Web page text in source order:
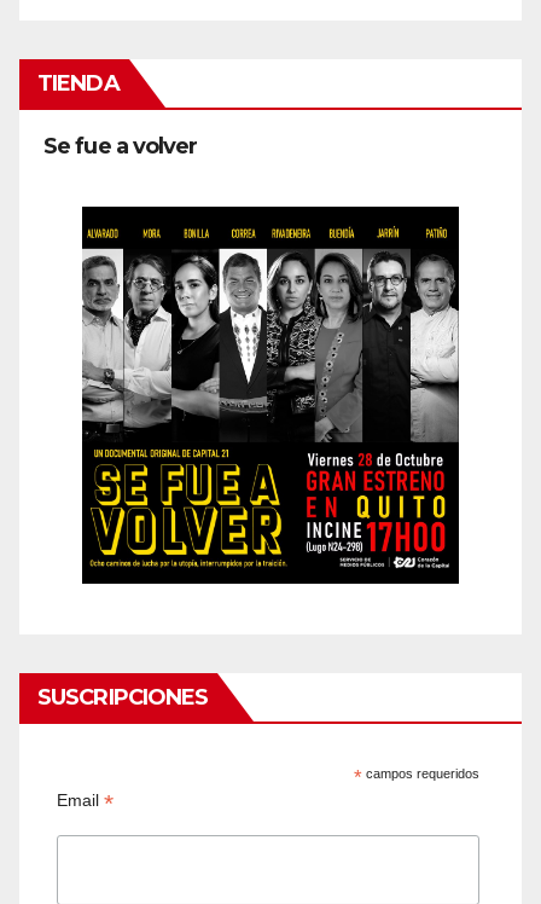
TIENDA
Se fue a volver
SUSCRIPCIONES
* campos requeridos
Email*